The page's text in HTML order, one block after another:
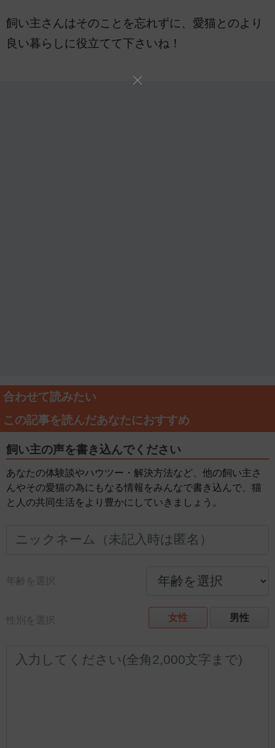
飼い主さんはそのことを忘れずに、愛猫とのより
良い暮らしに役立てて下さいね！
合わせて読みたい
この記事を読んだあなたにおすすめ
飼い主の声を書き込んでください
あなたの体験談やハウツー・解決方法など、他の飼い主さ
んやその愛猫の為にもなる情報をみんなで書き込んで、猫
と人の共同生活をより豊かにしていきましょう。
年齢を選択
性別を選択 女性 男性